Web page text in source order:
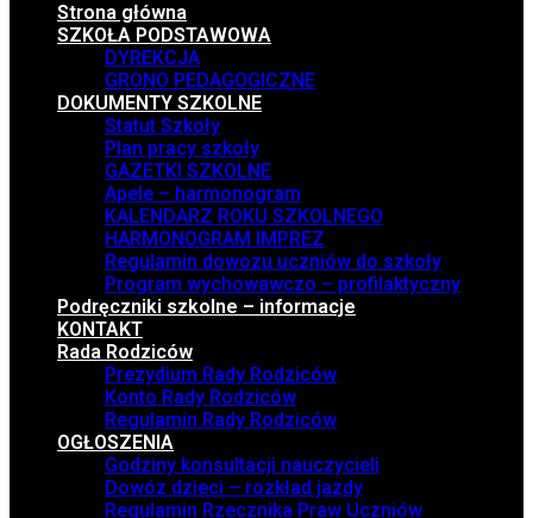
Strona główna
SZKOŁA PODSTAWOWA
DYREKCJA
GRONO PEDAGOGICZNE
DOKUMENTY SZKOLNE
Statut Szkoły
Plan pracy szkoły
GAZETKI SZKOLNE
Apele – harmonogram
KALENDARZ ROKU SZKOLNEGO
HARMONOGRAM IMPREZ
Regulamin dowozu uczniów do szkoły
Program wychowawczo – profilaktyczny
Podręczniki szkolne – informacje
KONTAKT
Rada Rodziców
Prezydium Rady Rodziców
Konto Rady Rodziców
Regulamin Rady Rodziców
OGŁOSZENIA
Godziny konsultacji nauczycieli
Dowóz dzieci – rozkład jazdy
Regulamin Rzecznika Praw Uczniów